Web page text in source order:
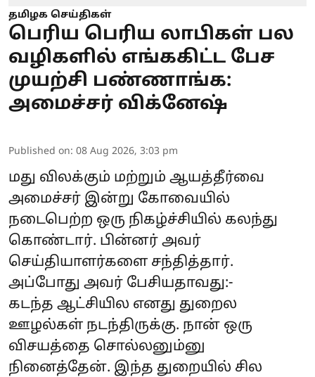
தமிழக செய்திகள்
பெரிய பெரிய லாபிகள் பல
வழிகளில் எங்ககிட்ட பேச
முயற்சி பண்ணாங்க:
அமைச்சர் விக்னேஷ்
Published on: 08 Aug 2026, 3:03 pm
மது விலக்கும் மற்றும் ஆயத்தீர்வை
அமைச்சர் இன்று கோவையில்
நடைபெற்ற ஒரு நிகழ்ச்சியில் கலந்து
கொண்டார். பின்னர் அவர்
செய்தியாளர்களை சந்தித்தார்.
அப்போது அவர் பேசியதாவது:-
கடந்த ஆட்சியில எனது துறைல
ஊழல்கள் நடந்திருக்கு. நான் ஒரு
விசயத்தை சொல்லனும்னு
நினைத்தேன். இந்த துறையில் சில